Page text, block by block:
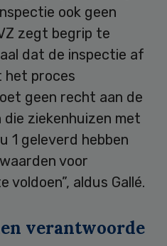
ook geen
zegt begrip te
dat de inspectie af
het proces
geen recht aan de
die ziekenhuizen met
1 geleverd hebben
voor
aldus Gallé.
verantwoorde